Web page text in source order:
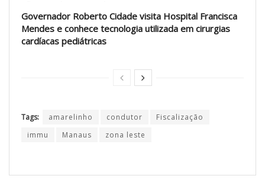
Governador Roberto Cidade visita Hospital Francisca
Mendes e conhece tecnologia utilizada em cirurgias
cardíacas pediátricas
Tags: amarelinho condutor
Fiscalização
immu
Manaus zona leste